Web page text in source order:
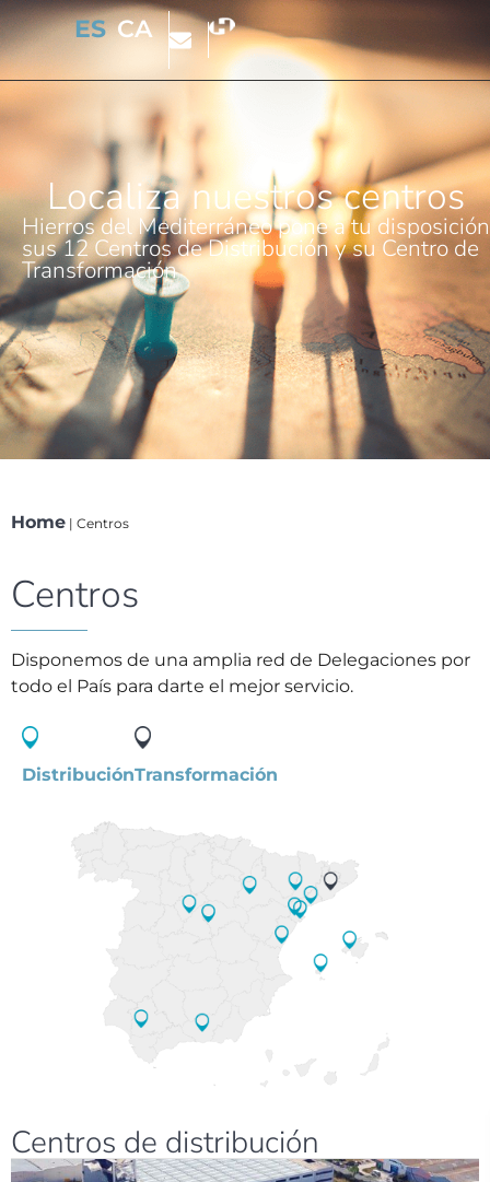
ES CA
Localiza nuestros centros
Hierros del Mediterráneo pone a tu disposición
sus 12 Centros de Distribución y su Centro de
Transformación
Home | Centros
Centros
Disponemos de una amplia red de Delegaciones por
todo el País para darte el mejor servicio.
DistribuciónTransformación
Centros de distribución